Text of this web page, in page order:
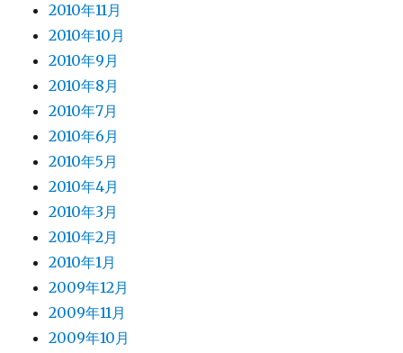
2010年11月
2010年10月
2010年9月
2010年8月
2010年7月
2010年6月
2010年5月
2010年4月
2010年3月
2010年2月
2010年1月
2009年12月
2009年11月
2009年10月